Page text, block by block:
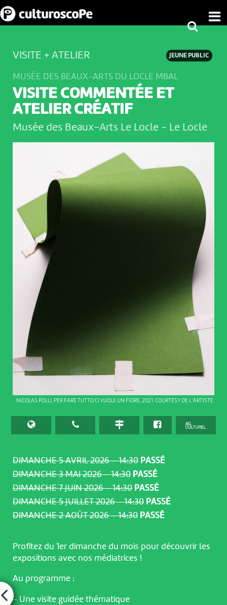
DIMANCHE 5 AVRIL 2026 – 14:30 PASSÉ
DIMANCHE 3 MAI 2026 – 14:30 PASSÉ
DIMANCHE 7 JUIN 2026 – 14:30 PASSÉ
DIMANCHE 5 JUILLET 2026 – 14:30 PASSÉ
DIMANCHE 2 AOÛT 2026 – 14:30 PASSÉ
NICOLAS POLLI, PER FARE TUTTO CI VUOLE UN FIORE, 2021. COURTESY DE L’ARTISTE.
JEUNE PUBLIC
VISITE + ATELIER
MUSÉE DES BEAUX-ARTS DU LOCLE MBAL
VISITE COMMENTÉE ET
ATELIER CRÉATIF
Musée des Beaux-Arts Le Locle - Le Locle
Profitez du 1er dimanche du mois pour découvrir les
expositions avec nos médiatrices !
Au programme :
- Une visite guidée thématique